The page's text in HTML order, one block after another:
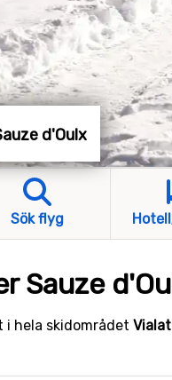
d'Oulx
Sök flyg
Sauze
hela skidområdet